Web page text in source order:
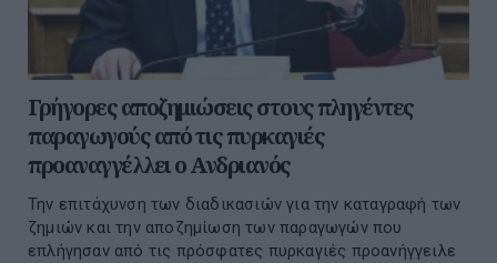
Γρήγορες αποζημιώσεις στους πληγέντες
παραγωγούς από τις πυρκαγιές
προαναγγέλλει ο Ανδριανός
Την επιτάχυνση των διαδικασιών για την καταγραφή των
ζημιών και την αποζημίωση των παραγωγών που
επλήγησαν από τις πρόσφατες πυρκαγιές προανήγγειλε